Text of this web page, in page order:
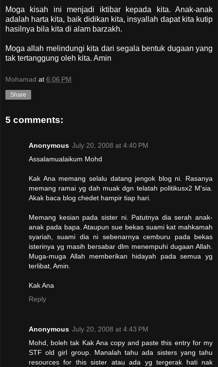
Moga kisah ini menjadi iktibar kepada kita. Anak-anak
adalah harta kita, baik didikan kita, insyallah dapat kita kutip
hasilnya bila kita di alam barzakh.
Moga allah melindungi kita dari segala bentuk dugaan yang
tak tertanggung oleh kita. Amin
Mohamad at 6:06 PM
Share
5 comments:
Anonymous July 20, 2008 at 4:40 PM
Assalamualaikum Mohd
Kak Ana memang selalu datang jengok blog ni. Rasanya
memang ramai yg dah muak dgn telatah politikusx2 M'sia.
Akak baca blog chedet hampir tiap hari.
Memang kesian pada sister ni. Patutnya dia serah anak-
anak pada bapa. Ataupun sue bekas suami kat mahkamah
syariah, suami dia ni sebenarnya cemburu pada bekas
isterinya yg masih bersabar dlm menempuhi dugaan Allah.
Muga-muga Allah memberikan hidayah pada semua yg
terlibat, Amin.
Kak Ana
Reply
Anonymous July 20, 2008 at 4:43 PM
Mohd, boleh tak Kak Ana copy and paste this entry for my
STF old girl group. Manalah tahu ada sisters yang tahu
resources for this sister atau ada yg tergerak hati nak